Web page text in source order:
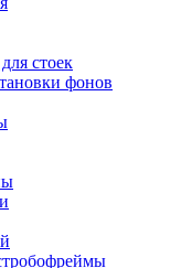
стоек
фонов